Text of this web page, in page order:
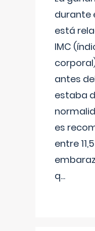
durante
está
IMC
antes
estaba
es
entre
q...